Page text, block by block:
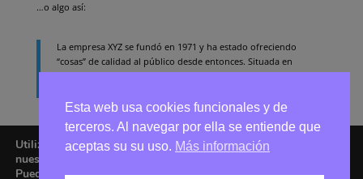
…o algo así:
La empresa XYZ se fundó en 1971 y ha estado ofreciendo
“cosas” de calidad al público desde entonces. Situada en
Madrid, XYZ emplea a más de 2.000 personas y hace todo tipo
Si eres nuevo en WordPress deberías ir atu escritoriopara borrar
esta página y crear páginas nuevas con tu propio contenido. ¡Pásalo
bien!
Utilizamos cookies para ofrecerte la mejor experiencia en
nuestra web.
Puedes aprender más sobre qué cookies utilizamos o
Esta web usa cookies funcionales y de
terceros. Al navegar por ella se entiende que
aceptas su su uso. Más información